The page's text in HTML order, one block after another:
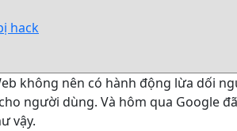
hack
không nên có hành động lừa dối
người dùng. Và hôm qua Google
vậy.